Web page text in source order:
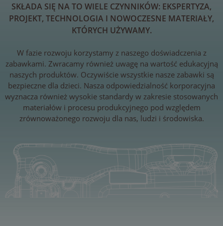
SKŁADA SIĘ NA TO WIELE CZYNNIKÓW: EKSPERTYZA,
PROJEKT, TECHNOLOGIA I NOWOCZESNE MATERIAŁY,
KTÓRYCH UŻYWAMY.
W fazie rozwoju korzystamy z naszego doświadczenia z
zabawkami. Zwracamy również uwagę na wartość edukacyjną
naszych produktów. Oczywiście wszystkie nasze zabawki są
bezpieczne dla dzieci. Nasza odpowiedzialność korporacyjna
wyznacza również wysokie standardy w zakresie stosowanych
materiałów i procesu produkcyjnego pod względem
zrównoważonego rozwoju dla nas, ludzi i środowiska.